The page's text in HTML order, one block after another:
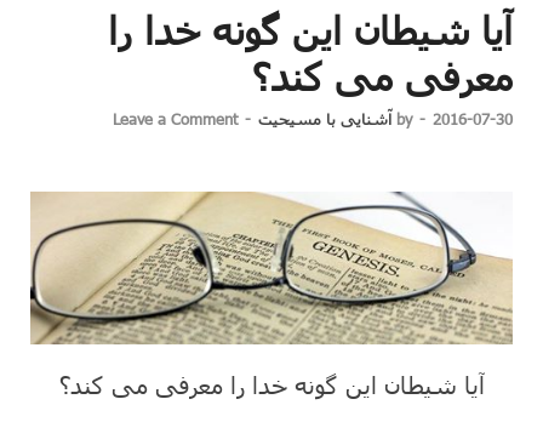
آیا شیطان این گونه خدا را
معرفی می کند؟
2016-07-30
-
by آشنایی با مسیحیت -
Leave a Comment
آیا شیطان این گونه خدا را معرفی می کند؟